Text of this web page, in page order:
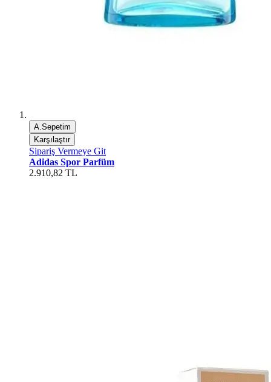
A.Sepetim
Karşılaştır
Sipariş Vermeye Git
Adidas Spor Parfüm
2.910,82 TL